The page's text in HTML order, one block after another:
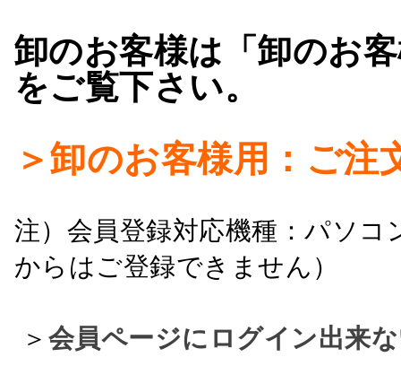
卸のお客様は「卸のお
をご覧下さい。
＞卸のお客様用：ご注
注）会員登録対応機種：パソ
からはご登録できません）
＞ 会員ページにログイン出来